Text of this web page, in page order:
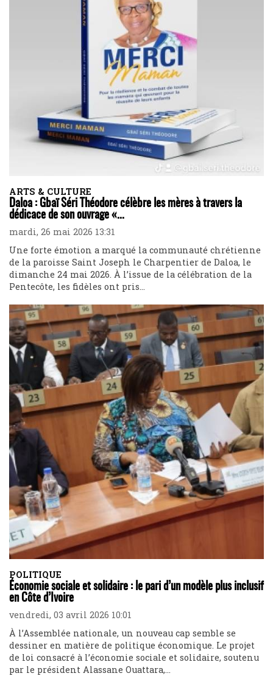
ARTS & CULTURE
Daloa : Gbaï Séri Théodore célèbre les mères à travers la
dédicace de son ouvrage «...
mardi, 26 mai 2026 13:31
Une forte émotion a marqué la communauté chrétienne
de la paroisse Saint Joseph le Charpentier de Daloa, le
dimanche 24 mai 2026. À l’issue de la célébration de la
Pentecôte, les fidèles ont pris...
POLITIQUE
Économie sociale et solidaire : le pari d’un modèle plus inclusif
en Côte d’Ivoire
vendredi, 03 avril 2026 10:01
À l’Assemblée nationale, un nouveau cap semble se
dessiner en matière de politique économique. Le projet
de loi consacré à l’économie sociale et solidaire, soutenu
par le président Alassane Ouattara,...